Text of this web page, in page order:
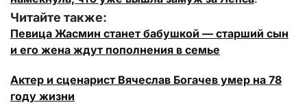
Читайте также:
Певица Жасмин станет бабушкой — старший сын
и его жена ждут пополнения в семье
Актер и сценарист Вячеслав Богачев умер на 78
году жизни